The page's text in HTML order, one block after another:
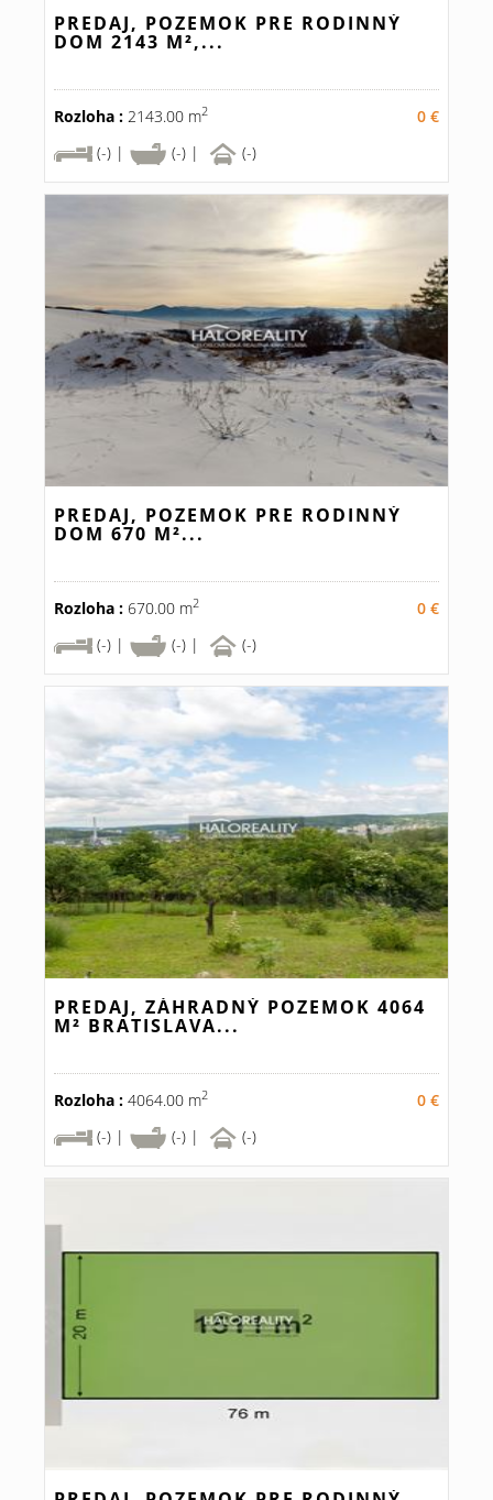
PREDAJ, POZEMOK PRE RODINNÝ
DOM 2143 M²,...
Rozloha : 2143.00 m2
0 €
(-) |
(-) | (-)
PREDAJ, POZEMOK PRE RODINNÝ
DOM 670 M²...
Rozloha : 670.00 m2
0 €
(-) |
(-) | (-)
PREDAJ, ZÁHRADNÝ POZEMOK 4064
M² BRATISLAVA...
Rozloha : 4064.00 m2
0 €
(-) |
(-) | (-)